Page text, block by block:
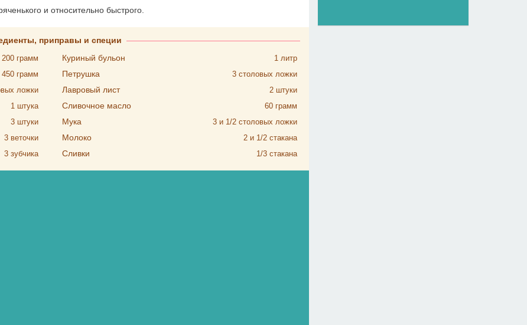
и относительно быстрого.
приправы и специи
200 грамм
450 грамм
ложки
1 штука
3 штуки
3 веточки
3 зубчика
Куриный бульон 1 литр
Петрушка 3 столовых ложки
Лавровый лист 2 штуки
Сливочное масло 60 грамм
Мука 3 и 1/2 столовых ложки
Молоко 2 и 1/2 стакана
Сливки 1/3 стакана